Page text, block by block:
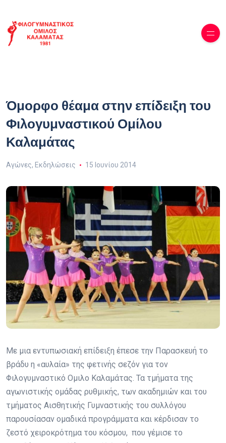
Όμορφο θέαμα στην επίδειξη του
Φιλογυμναστικού Ομίλου
Καλαμάτας
Αγώνες, Εκδηλώσεις 15 Ιουνίου 2014
Με μια εντυπωσιακή επίδειξη έπεσε την Παρασκευή το
βράδυ η «αυλαία» της φετινής σεζόν για τον
Φιλογυμναστικό Ομιλο Καλαμάτας. Τα τμήματα της
αγωνιστικής ομάδας ρυθμικής, των ακαδημιών και του
τμήματος Αισθητικής Γυμναστικής του συλλόγου
παρουσίασαν ομαδικά προγράμματα και κέρδισαν το
ζεστό χειροκρότημα του κόσμου, που γέμισε το